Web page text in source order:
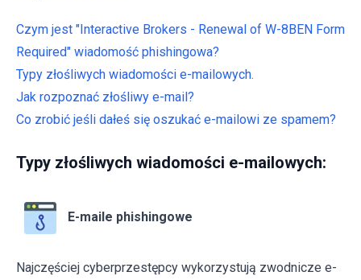
Czym jest "Interactive Brokers - Renewal of W-8BEN Form
Required" wiadomość phishingowa?
Typy złośliwych wiadomości e-mailowych.
Jak rozpoznać złośliwy e-mail?
Co zrobić jeśli dałeś się oszukać e-mailowi ze spamem?
Typy złośliwych wiadomości e-mailowych:
E-maile phishingowe
Najczęściej cyberprzestępcy wykorzystują zwodnicze e-